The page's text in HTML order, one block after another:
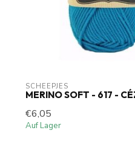
SCHEEPJES
MERINO SOFT - 617 -
€6,05
Auf Lager